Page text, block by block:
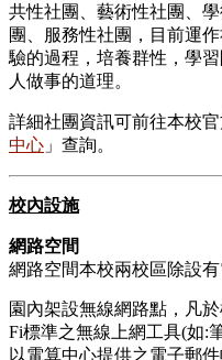
共性社團、藝術性社團、
團、服務性社團，目前運
驗的過程，培養群性，學
人做事的道理。
詳細社團資訊可前往本校官
中心 」查詢。
校內設施
網路空間
網路空間本校兩校區除設
園內架設無線網路點，凡
Fi標準之無線上網工具(如:
以電算中心提供之電子郵